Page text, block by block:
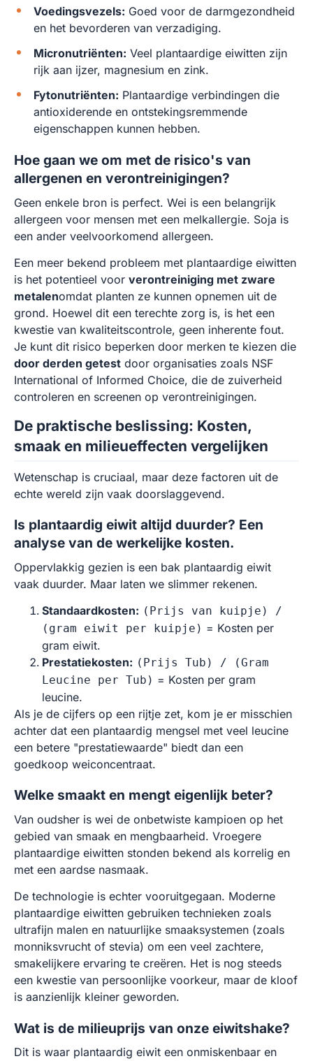
Voedingsvezels: Goed voor de darmgezondheid
en het bevorderen van verzadiging.
Micronutriënten: Veel plantaardige eiwitten zijn
rijk aan ijzer, magnesium en zink.
Fytonutriënten: Plantaardige verbindingen die
antioxiderende en ontstekingsremmende
eigenschappen kunnen hebben.
Hoe gaan we om met de risico's van
allergenen en verontreinigingen?
Geen enkele bron is perfect. Wei is een belangrijk
allergeen voor mensen met een melkallergie. Soja is
een ander veelvoorkomend allergeen.
Een meer bekend probleem met plantaardige eiwitten
is het potentieel voor verontreiniging met zware
metalenomdat planten ze kunnen opnemen uit de
grond. Hoewel dit een terechte zorg is, is het een
kwestie van kwaliteitscontrole, geen inherente fout.
Je kunt dit risico beperken door merken te kiezen die
door derden getest door organisaties zoals NSF
International of Informed Choice, die de zuiverheid
controleren en screenen op verontreinigingen.
De praktische beslissing: Kosten,
smaak en milieueffecten vergelijken
Wetenschap is cruciaal, maar deze factoren uit de
echte wereld zijn vaak doorslaggevend.
Is plantaardig eiwit altijd duurder? Een
analyse van de werkelijke kosten.
Oppervlakkig gezien is een bak plantaardig eiwit
vaak duurder. Maar laten we slimmer rekenen.
Standaardkosten: (Prijs van kuipje) /
(gram eiwit per kuipje) = Kosten per
gram eiwit.
Prestatiekosten: (Prijs Tub) / (Gram
Leucine per Tub) = Kosten per gram
leucine.
Als je de cijfers op een rijtje zet, kom je er misschien
achter dat een plantaardig mengsel met veel leucine
een betere "prestatiewaarde" biedt dan een
goedkoop weiconcentraat.
Welke smaakt en mengt eigenlijk beter?
Van oudsher is wei de onbetwiste kampioen op het
gebied van smaak en mengbaarheid. Vroegere
plantaardige eiwitten stonden bekend als korrelig en
met een aardse nasmaak.
De technologie is echter vooruitgegaan. Moderne
plantaardige eiwitten gebruiken technieken zoals
ultrafijn malen en natuurlijke smaaksystemen (zoals
monniksvrucht of stevia) om een veel zachtere,
smakelijkere ervaring te creëren. Het is nog steeds
een kwestie van persoonlijke voorkeur, maar de kloof
is aanzienlijk kleiner geworden.
Wat is de milieuprijs van onze eiwitshake?
Dit is waar plantaardig eiwit een onmiskenbaar en